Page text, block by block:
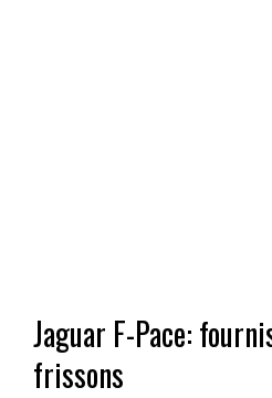
Jaguar F-Pace:
frissons